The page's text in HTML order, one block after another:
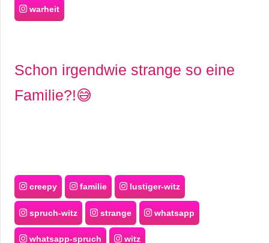
warheit
Schon irgendwie strange so eine
Familie?!😅
creepy familie lustiger-witz
spruch-witz strange whatsapp
whatsapp-spruch witz